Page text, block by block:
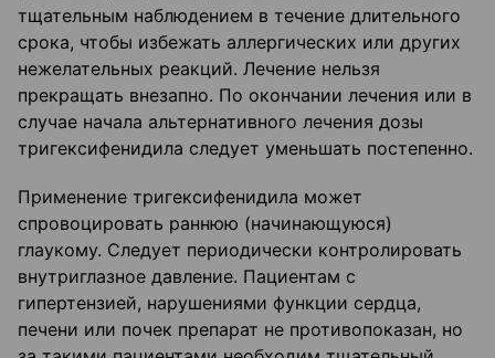
тщательным наблюдением в течение длительного
срока, чтобы избежать аллергических или других
нежелательных реакций. Лечение нельзя
прекращать внезапно. По окончании лечения или в
случае начала альтернативного лечения дозы
тригексифенидила следует уменьшать постепенно.
Применение тригексифенидила может
спровоцировать раннюю (начинающуюся)
глаукому. Следует периодически контролировать
внутриглазное давление. Пациентам с
гипертензией, нарушениями функции сердца,
печени или почек препарат не противопоказан, но